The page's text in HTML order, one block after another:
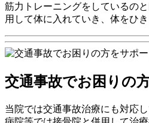
筋力トレーニングをしているの
用して体に入れていき、体をひき
交通事故でお困りの
当院では交通事故治療にも対応し